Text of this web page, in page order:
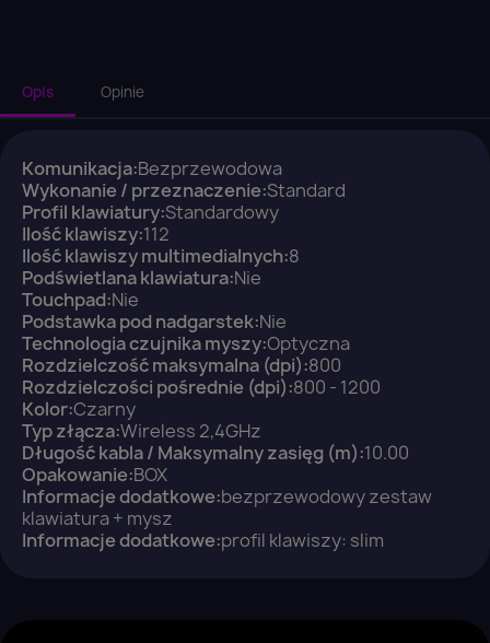
Opis Opinie
Komunikacja:Bezprzewodowa
Wykonanie / przeznaczenie:Standard
Profil klawiatury:Standardowy
Ilość klawiszy:112
Ilość klawiszy multimedialnych:8
Podświetlana klawiatura:Nie
Touchpad:Nie
Podstawka pod nadgarstek:Nie
Technologia czujnika myszy:Optyczna
Rozdzielczość maksymalna (dpi):800
Rozdzielczości pośrednie (dpi):800 - 1200
Kolor:Czarny
Typ złącza:Wireless 2,4GHz
Długość kabla / Maksymalny zasięg (m):10.00
Opakowanie:BOX
Informacje dodatkowe:bezprzewodowy zestaw
klawiatura + mysz
Informacje dodatkowe:profil klawiszy: slim
Anuluj